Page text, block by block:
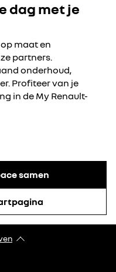
dag met je
maat en
partners.
onderhoud,
Profiteer van je
in de My Renault-
samen